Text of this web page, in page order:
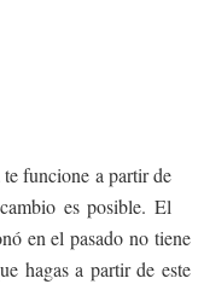
funcione a partir de
es posible. El
en el pasado no tiene
hagas a partir de este